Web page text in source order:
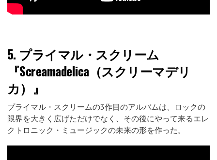
5.プライマル・スクリーム
『Screamadelica（スクリーマデリ
カ）』
プライマル・スクリームの3作目のアルバムは、ロックの
限界を大きく広げただけでなく、その後にやって来るエレ
クトロニック・ミュージックの未来の形を作った。